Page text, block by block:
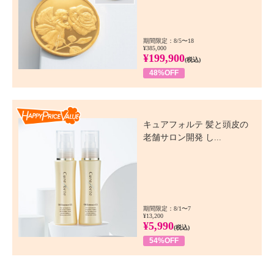
期間限定：8/5〜18
¥385,000
¥199,900(税込)
48%OFF
キュアフォルテ 髪と頭皮の
老舗サロン開発 し...
期間限定：8/1〜7
¥13,200
¥5,990(税込)
54%OFF